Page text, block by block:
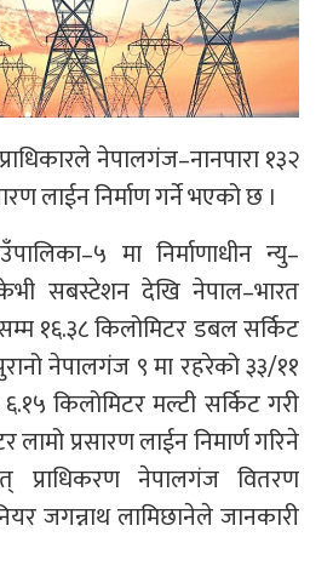
नेपालगंज–नानपारा १३२
लाईन निर्माण गर्ने भएको छ ।
मा निर्माणाधीन न्यु–
सबस्टेशन देखि नेपाल–भारत
१६.३८ किलोमिटर डबल सर्किट
नेपालगंज ९ मा रहरेको ३३/११
किलोमिटर मल्टी सर्किट गरी
प्रसारण लाईन निमार्ण गरिने
प्राधिकरण नेपालगंज वितरण
जगन्नाथ लामिछानेले जानकारी